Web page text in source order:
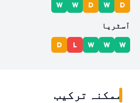
D
W
D
W
W
آسٹریا
W
W
W
L
D
ممکنہ ترکیب